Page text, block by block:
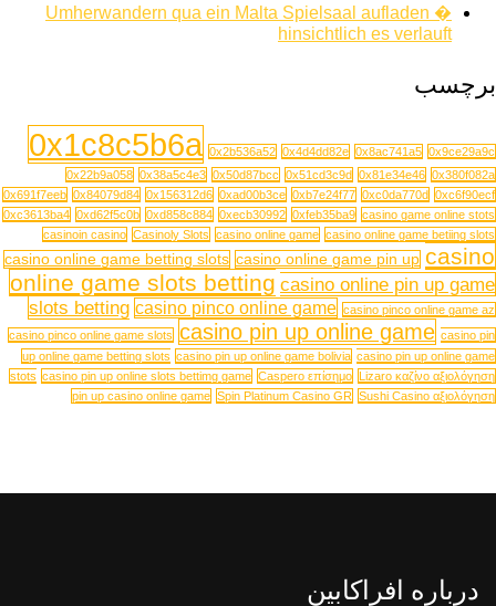
Umherwandern qua ein Malta Spielsaal aufladen �
hinsichtlich es verlauft
برچسب
0x1c8c5b6a 0x2b536a52 0x4d4dd82e 0x8ac741a5 0x9ce29a9c
0x22b9a058 0x38a5c4e3 0x50d87bcc 0x51cd3c9d 0x81e34e46 0x380f082a
0x691f7eeb 0x84079d84 0x156312d6 0xad00b3ce 0xb7e24f77 0xc0da770d 0xc6f90ecf
0xc3613ba4 0xd62f5c0b 0xd858c884 0xecb30992 0xfeb35ba9 casino game online stots
casinoin casino Casinoly Slots casino online game casino online game betiing slots
casino online game betting slots casino online game pin up casino
online game slots betting casino online pin up game
slots betting casino pinco online game casino pinco online game az
casino pinco online game slots casino pin up online game casino pin
up online game betting slots casino pin up online game bolivia casino pin up online game
stots casino pin up online slots bettimg game Caspero επίσημο Lizaro καζίνο αξιολόγηση
pin up casino online game Spin Platinum Casino GR Sushi Casino αξιολόγηση
درباره افراکابین